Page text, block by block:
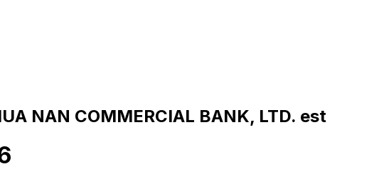
NAN COMMERCIAL BANK, LTD. est